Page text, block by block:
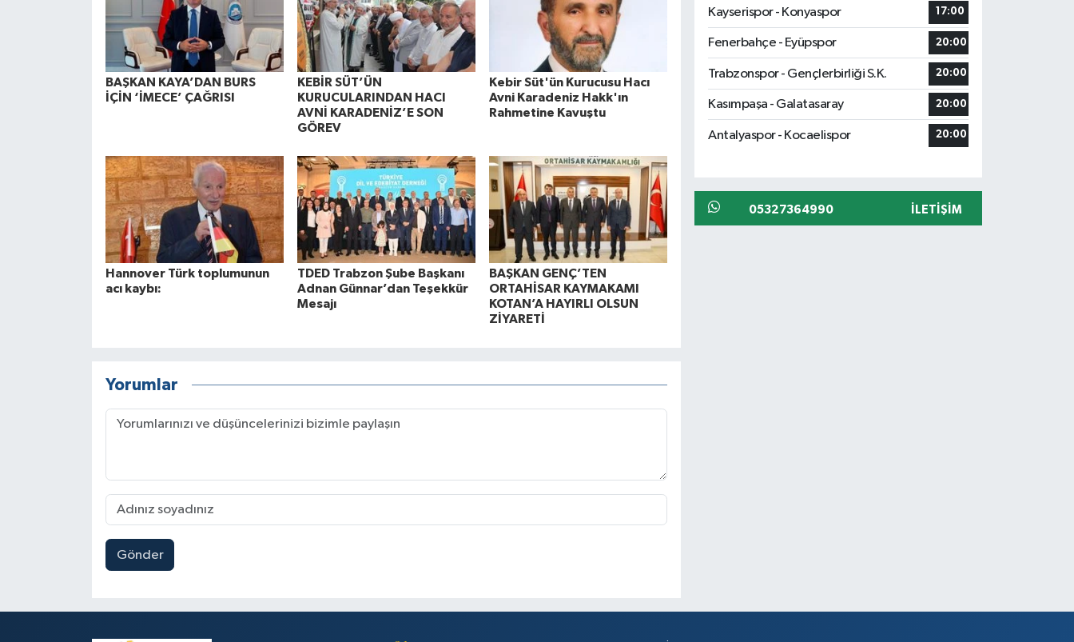
BAŞKAN KAYA’DAN BURS
İÇİN ‘İMECE’ ÇAĞRISI
KEBİR SÜT’ÜN
KURUCULARINDAN HACI
AVNİ KARADENİZ’E SON
GÖREV
Kebir Süt'ün Kurucusu Hacı
Avni Karadeniz Hakk'ın
Rahmetine Kavuştu
Hannover Türk toplumunun
acı kaybı:
TDED Trabzon Şube Başkanı
Adnan Günnar’dan Teşekkür
Mesajı
BAŞKAN GENÇ’TEN
ORTAHİSAR KAYMAKAMI
KOTAN’A HAYIRLI OLSUN
ZİYARETİ
Yorumlar
Gönder
Kayserispor - Konyaspor
17:00
Fenerbahçe - Eyüpspor 20:00
Trabzonspor - Gençlerbirliği S.K. 20:00
Kasımpaşa - Galatasaray 20:00
Antalyaspor - Kocaelispor 20:00
05327364990 İLETIŞIM